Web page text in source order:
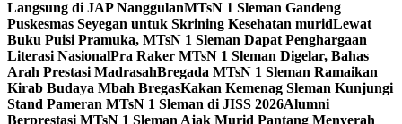
Langsung di JAP NanggulanMTsN 1 Sleman Gandeng
Puskesmas Seyegan untuk Skrining Kesehatan muridLewat
Buku Puisi Pramuka, MTsN 1 Sleman Dapat Penghargaan
Literasi NasionalPra Raker MTsN 1 Sleman Digelar, Bahas
Arah Prestasi MadrasahBregada MTsN 1 Sleman Ramaikan
Kirab Budaya Mbah BregasKakan Kemenag Sleman Kunjungi
Stand Pameran MTsN 1 Sleman di JISS 2026Alumni
Berprestasi MTsN 1 Sleman Ajak Murid Pantang Menyerah